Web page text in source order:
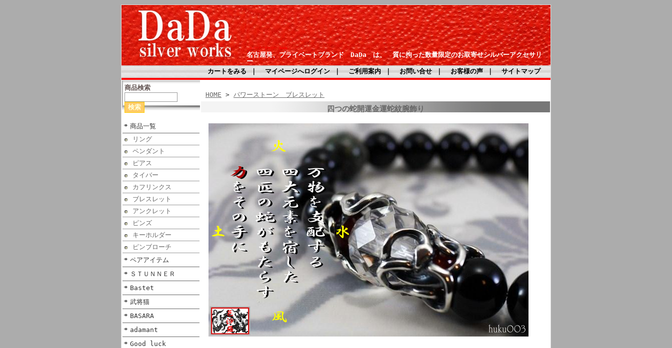
シルバーアクセサリー DaDa
名古屋発、プライベートブランド DaDa は、 質に拘った数量限定のお取寄せシルバーアクセサリ
ー
カートをみる
マイページへログイン ご利用案内 お問い合せ お客様の声 サイトマップ
商品検索
商品一覧
リング
ペンダント
ピアス
タイバー
カフリンクス
ブレスレット
アンクレット
ピンズ
キーホルダー
ピンブローチ
ペアアイテム
ＳＴＵＮＮＥＲ
Bastet
武将猫
BASARA
adamant
Good luck
HOME > パワーストーン ブレスレット
四つの蛇開運金運蛇紋腕飾り